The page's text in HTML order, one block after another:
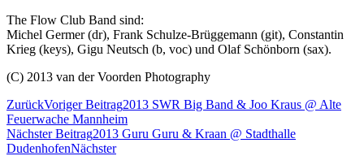
The Flow Club Band sind:
Michel Germer (dr), Frank Schulze-Brüggemann (git), Constantin
Krieg (keys), Gigu Neutsch (b, voc) und Olaf Schönborn (sax).
(C) 2013 van der Voorden Photography
ZurückVoriger Beitrag2013 SWR Big Band & Joo Kraus @ Alte
Feuerwache Mannheim
Nächster Beitrag2013 Guru Guru & Kraan @ Stadthalle
DudenhofenNächster